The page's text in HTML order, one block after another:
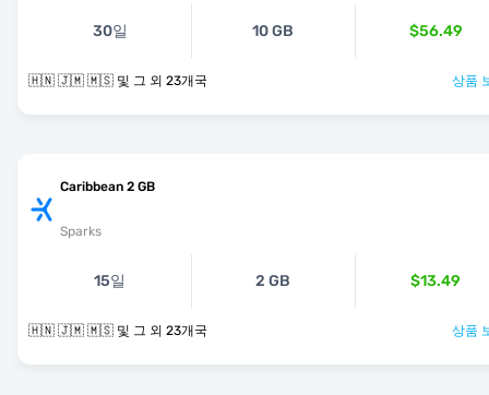
30일 10 GB $56.49
🇭🇳 🇯🇲 🇲🇸 및 그 외 23개국 상품
Caribbean 2 GB
Sparks
15일 2 GB $13.49
🇭🇳 🇯🇲 🇲🇸 및 그 외 23개국 상품